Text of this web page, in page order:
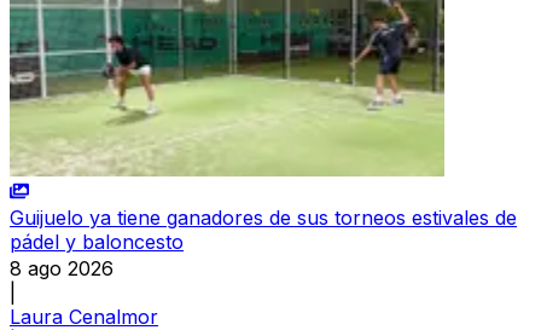
Guijuelo ya tiene ganadores de sus torneos estivales de
pádel y baloncesto
8 ago 2026
Laura Cenalmor